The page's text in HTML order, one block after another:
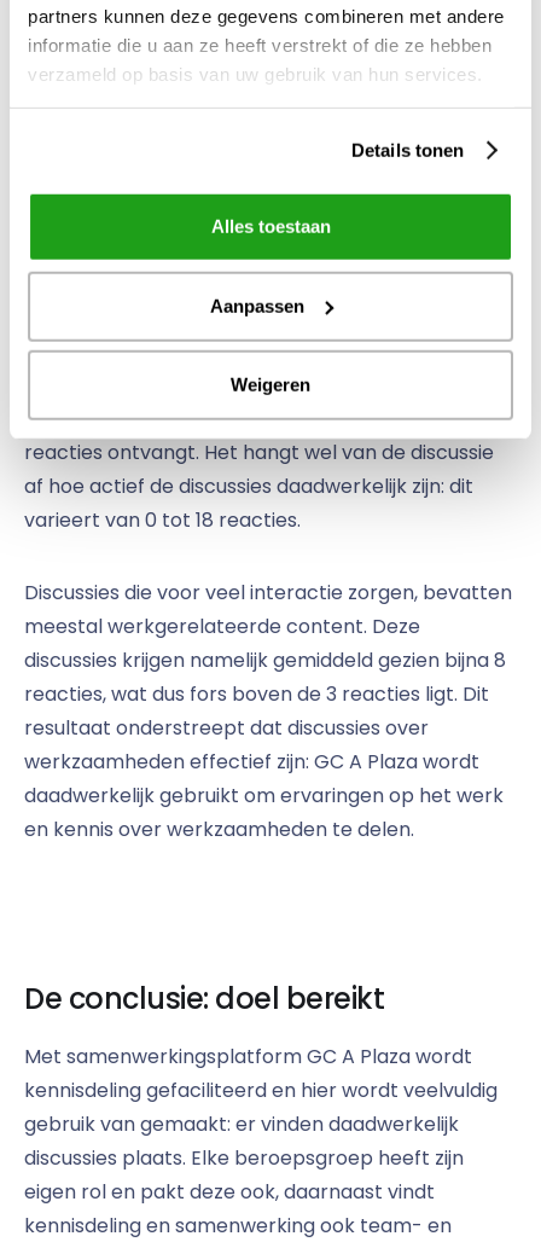
partners kunnen deze gegevens combineren met andere
informatie die u aan ze heeft verstrekt of die ze hebben
verzameld op basis van uw gebruik van hun services.
Details tonen
Alles toestaan
Aanpassen
Weigeren
maken gebruik van de mogelijkheid om informatie
te krijgen door middel van het stellen van vragen
en verspreiden zelf ook kennis, door het geven van
Verpleegkundigen zijn binnen GC A dus onmisbaar
wanneer het gaat om het delen van kennis.
Ten slotte: zijn de discussies op GC
De discussies op GC A Plaza zijn vrij actief. Uit het
onderzoek blijkt dat elke microblog gemiddeld drie
reacties ontvangt. Het hangt wel van de discussie
af hoe actief de discussies daadwerkelijk zijn: dit
varieert van 0 tot 18 reacties.
Discussies die voor veel interactie zorgen, bevatten
meestal werkgerelateerde content. Deze
discussies krijgen namelijk gemiddeld gezien bijna 8
reacties, wat dus fors boven de 3 reacties ligt. Dit
resultaat onderstreept dat discussies over
werkzaamheden effectief zijn: GC A Plaza wordt
daadwerkelijk gebruikt om ervaringen op het werk
en kennis over werkzaamheden te delen.
De conclusie: doel bereikt
Met samenwerkingsplatform GC A Plaza wordt
kennisdeling gefaciliteerd en hier wordt veelvuldig
gebruik van gemaakt: er vinden daadwerkelijk
discussies plaats. Elke beroepsgroep heeft zijn
eigen rol en pakt deze ook, daarnaast vindt
kennisdeling en samenwerking ook team- en